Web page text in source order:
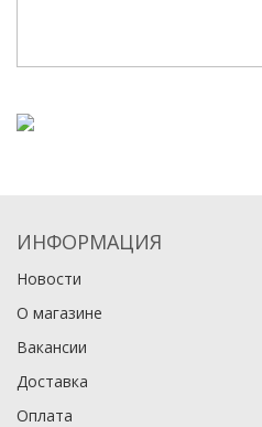
ИНФОРМАЦИЯ
Новости
О магазине
Вакансии
Доставка
Оплата